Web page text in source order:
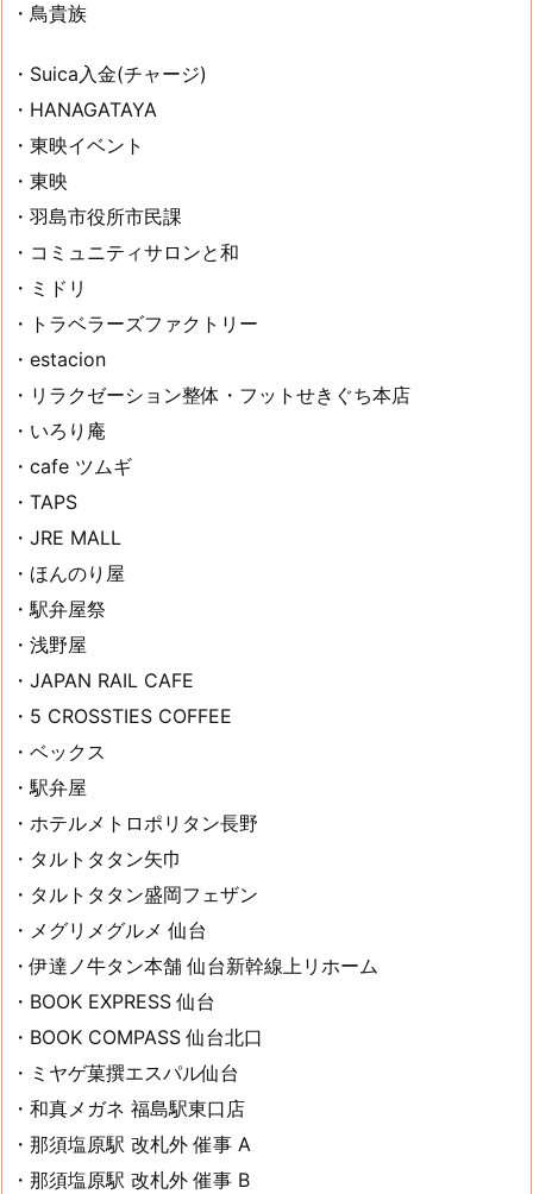
・鳥貴族
・Suica入金(チャージ)
・HANAGATAYA
・東映イベント
・東映
・羽島市役所市民課
・コミュニティサロンと和
・ミドリ
・トラベラーズファクトリー
・estacion
・リラクゼーション整体・フットせきぐち本店
・いろり庵
・cafe ツムギ
・TAPS
・JRE MALL
・ほんのり屋
・駅弁屋祭
・浅野屋
・JAPAN RAIL CAFE
・5 CROSSTIES COFFEE
・ベックス
・駅弁屋
・ホテルメトロポリタン長野
・タルトタタン矢巾
・タルトタタン盛岡フェザン
・メグリメグルメ 仙台
・伊達ノ牛タン本舗 仙台新幹線上リホーム
・BOOK EXPRESS 仙台
・BOOK COMPASS 仙台北口
・ミヤゲ菓撰エスパル仙台
・和真メガネ 福島駅東口店
・那須塩原駅 改札外 催事 A
・那須塩原駅 改札外 催事 B